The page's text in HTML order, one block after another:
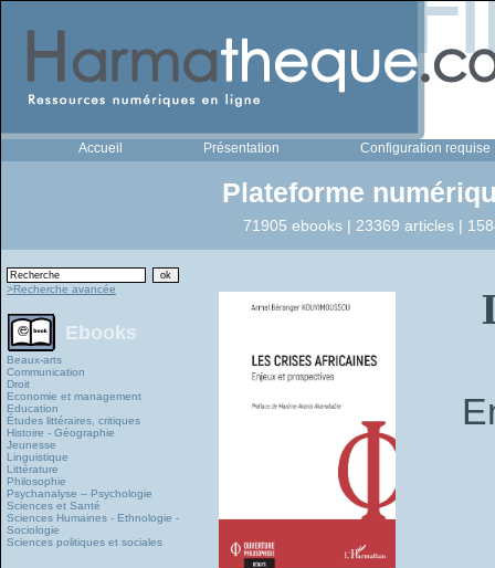
Accueil Présentation Configuration requise
Plateforme
71905 ebooks | 23369 articles |
>Recherche avancée
Ebooks
Beaux-arts
Communication
Droit
Economie et management
Education
Études littéraires, critiques
Histoire - Géographie
Jeunesse
Linguistique
Littérature
Philosophie
Psychanalyse – Psychologie
Sciences et Santé
Sciences Humaines - Ethnologie -
Sociologie
Sciences politiques et sociales